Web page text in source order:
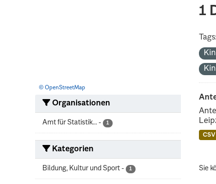
© OpenStreetMap
Organisationen
Amt für Statistik... - 1
Kategorien
Bildung, Kultur und Sport - 1
1
Tags:
CSV
Sie